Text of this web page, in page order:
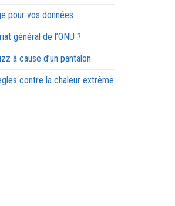
pour vos données
général de l’ONU ?
à cause d’un pantalon
contre la chaleur extrême